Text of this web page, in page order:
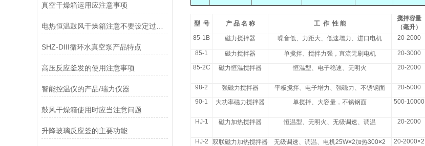
真空干燥箱运用应注意事项
SHZ-DIII循环水真空泵产品特点
高压反应釜发的使用注意事项
智能控温仪的产品/瑞力仪器
鼓风干燥箱使用时应当注意问题
升降玻璃反应釜的主要功能
型 号 产 品 名 称 工 作 性 能
搅拌容量
（毫升）
85-1B
磁力搅拌器 噪音低、力距大、低速增力、进口电机 20-2000
85-1 磁力搅拌器 单搅拌、搅拌力强，直流无刷电机 20-3000
85-2C
磁力恒温搅拌器 恒温型、电子稳速、无明火 20-2000
98-2 强磁力搅拌器 平板搅拌、电子增力、强磁力、不锈钢面 20-5000
90-1
大功率磁力搅拌器 单搅拌、大容量，不锈钢面 500-10000
HJ-1 磁力加热搅拌器 恒温型、无明火、无级调速、调温 20-2000
HJ-2 双联磁力加热搅拌器 无级调速、调温、电机25W×2加热300×2 20-2000×2